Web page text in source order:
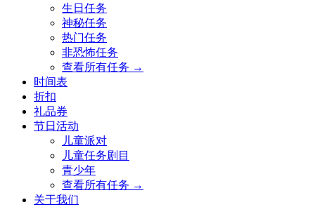
生日任务
神秘任务
热门任务
非恐怖任务
查看所有任务 →
时间表
折扣
礼品券
节日活动
儿童派对
儿童任务剧目
青少年
查看所有任务 →
关于我们